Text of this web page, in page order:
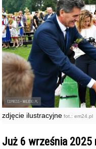
zdjęcie ilustracyjne fot.: em24.pl
Już 6 września 2025